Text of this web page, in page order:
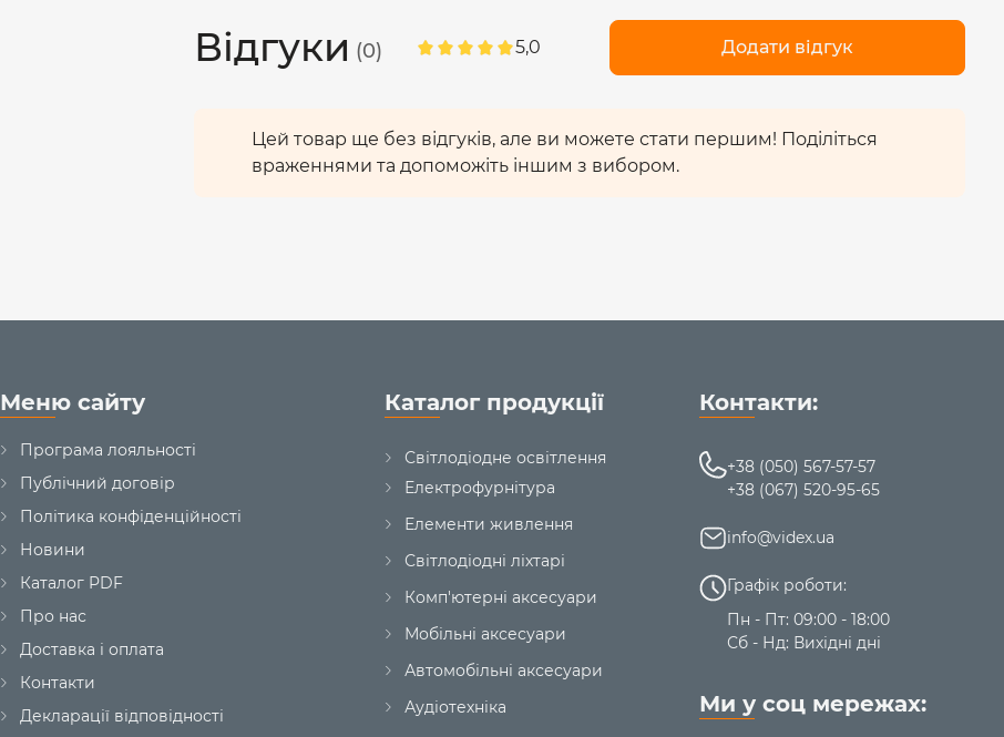
чутливість та реакція миші в грі.
Відгуки (0) 5,0 Додати відгук
Цей товар ще без відгуків, але ви можете стати першим! Поділіться
враженнями та допоможіть іншим з вибором.
Меню сайту
Програма лояльності
Публічний договір
Політика конфіденційності
Новини
Каталог PDF
Про нас
Доставка і оплата
Контакти
Декларації відповідності
Каталог продукції
Світлодіодне освітлення
Електрофурнітура
Елементи живлення
Світлодіодні ліхтарі
Комп'ютерні аксесуари
Мобільні аксесуари
Автомобільні аксесуари
Аудіотехніка
Контакти:
+38 (050) 567-57-57
+38 (067) 520-95-65
info@videx.ua
Графік роботи:
Пн - Пт: 09:00 - 18:00
Сб - Нд: Вихідні дні
Ми у соц мережах: